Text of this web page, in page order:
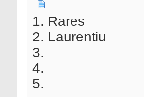
1. Rares
2. Laurentiu
3.
4.
5.